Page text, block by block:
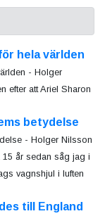
hela världen
- Holger
efter att Ariel Sharon
betydelse
- Holger Nilsson
år sedan såg jag i
vagnshjul i luften
till England